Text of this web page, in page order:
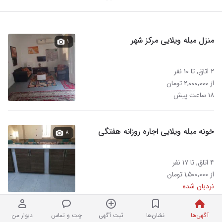
آگهی‌ها نشان‌ها ثبت آگهی چت و تماس دیوار من
منزل مبله ویلایی مرکز شهر
۲ اتاق, تا ۱۰ نفر
از ۲,۰۰۰,۰۰۰ تومان
۱۸ ساعت پیش
۱
خونه مبله ویلایی اجاره روزانه هفتگی
۴ اتاق, تا ۱۷ نفر
از ۱,۵۰۰,۰۰۰ تومان
نردبان شده
۸